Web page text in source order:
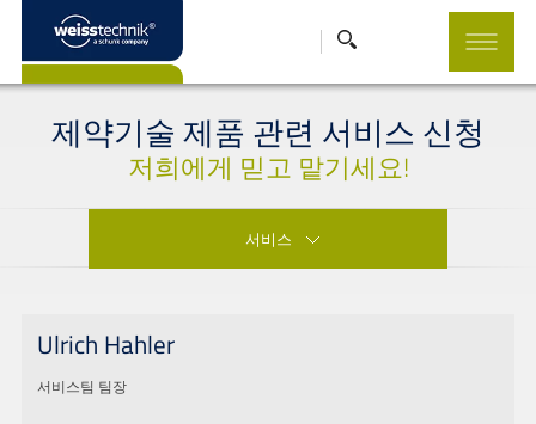
제약기술 제품 관련 서비스 신청
저희에게 믿고 맡기세요!
서비스
Ulrich Hahler
서비스팀 팀장